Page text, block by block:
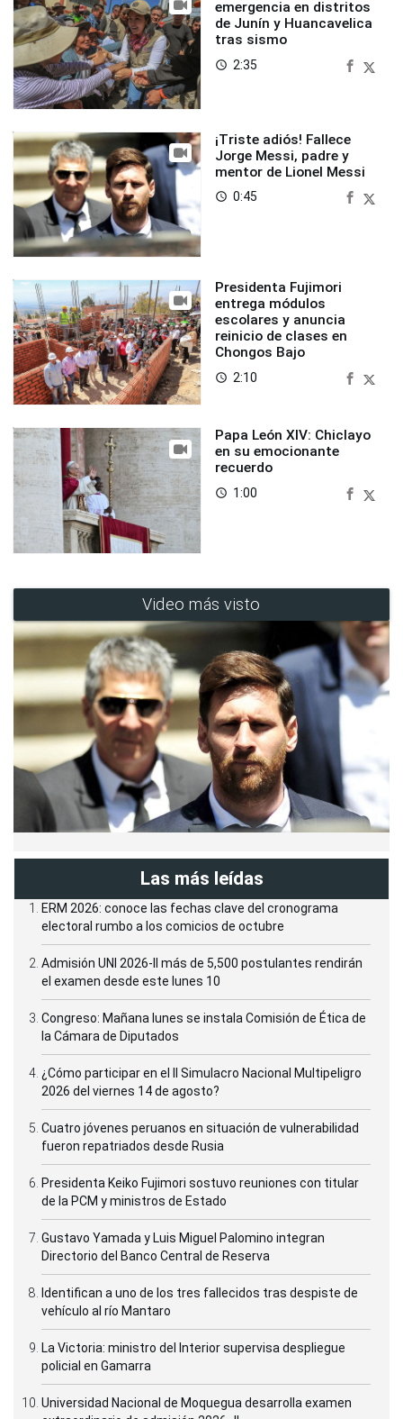
emergencia en distritos
de Junín y Huancavelica
tras sismo
access_time 2:35
¡Triste adiós! Fallece
Jorge Messi, padre y
mentor de Lionel Messi
access_time 0:45
Presidenta Fujimori
entrega módulos
escolares y anuncia
reinicio de clases en
Chongos Bajo
access_time 2:10
Papa León XIV: Chiclayo
en su emocionante
recuerdo
access_time 1:00
Video más visto
Las más leídas
ERM 2026: conoce las fechas clave del cronograma
electoral rumbo a los comicios de octubre
Admisión UNI 2026-II más de 5,500 postulantes rendirán
el examen desde este lunes 10
Congreso: Mañana lunes se instala Comisión de Ética de
la Cámara de Diputados
¿Cómo participar en el II Simulacro Nacional Multipeligro
2026 del viernes 14 de agosto?
Cuatro jóvenes peruanos en situación de vulnerabilidad
fueron repatriados desde Rusia
Presidenta Keiko Fujimori sostuvo reuniones con titular
de la PCM y ministros de Estado
Gustavo Yamada y Luis Miguel Palomino integran
Directorio del Banco Central de Reserva
Identifican a uno de los tres fallecidos tras despiste de
vehículo al río Mantaro
La Victoria: ministro del Interior supervisa despliegue
policial en Gamarra
Universidad Nacional de Moquegua desarrolla examen